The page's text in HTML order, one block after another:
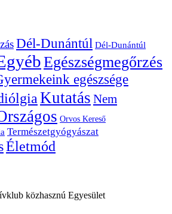
Dél-Dunántúl Dél-Dunántúl
Egészségmegőrzés
egészsége
Kutatás Nem
Orvos Kereső
Természetgyógyászat
Életmód
közhasznú Egyesület